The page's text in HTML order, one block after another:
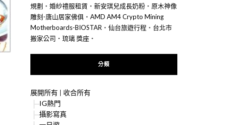
規劃 ‧ 婚紗禮服租賃 ‧ 新安琪兒成長奶粉 ‧ 原木神像
雕刻-唐山居家佛俱 ‧ AMD AM4 Crypto Mining
Motherboards-BIOSTAR ‧ 仙台旅遊行程 ‧ 台北市
搬家公司 ‧ 琉璃 獎座 ‧
分類
展開所有 | 收合所有
IG熱門
攝影寫真